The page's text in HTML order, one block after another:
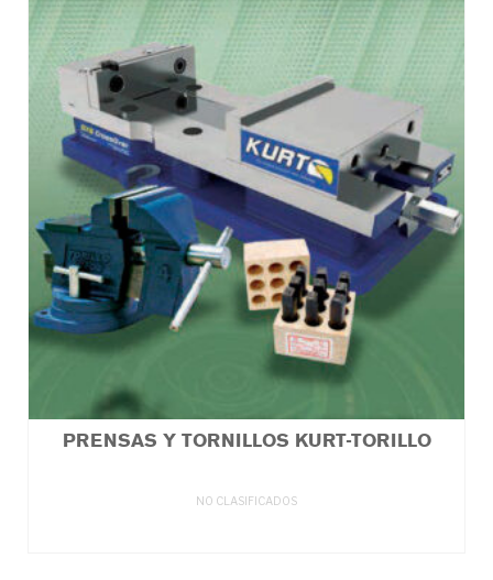
PRENSAS Y TORNILLOS KURT-TORILLO
NO CLASIFICADOS